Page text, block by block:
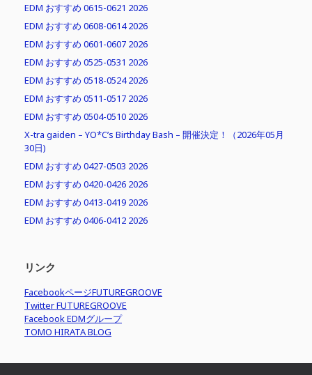
EDM おすすめ 0615-0621 2026
EDM おすすめ 0608-0614 2026
EDM おすすめ 0601-0607 2026
EDM おすすめ 0525-0531 2026
EDM おすすめ 0518-0524 2026
EDM おすすめ 0511-0517 2026
EDM おすすめ 0504-0510 2026
X-tra gaiden – YO*C’s Birthday Bash – 開催決定！（2026年05月
30日)
EDM おすすめ 0427-0503 2026
EDM おすすめ 0420-0426 2026
EDM おすすめ 0413-0419 2026
EDM おすすめ 0406-0412 2026
リンク
FacebookページFUTUREGROOVE
Twitter FUTUREGROOVE
Facebook EDMグループ
TOMO HIRATA BLOG